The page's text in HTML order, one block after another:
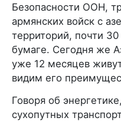
Безопасности ООН,
армянских войск с
территорий, почти
бумаге. Сегодня же
уже 12 месяцев
видим его
Говоря об
сухопутных